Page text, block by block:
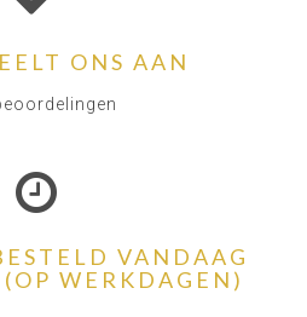
ONS AAN
VANDAAG
WERKDAGEN)